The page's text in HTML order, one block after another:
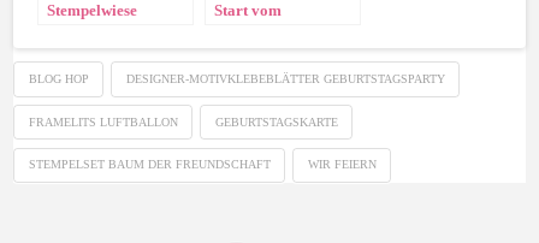
Stempelwiese
Start vom
2014
BLOG HOP DESIGNER-MOTIVKLEBEBLÄTTER GEBURTSTAGSPARTY
FRAMELITS LUFTBALLON GEBURTSTAGSKARTE
STEMPELSET BAUM DER FREUNDSCHAFT WIR FEIERN